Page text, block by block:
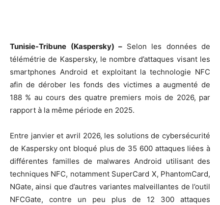
Tunisie-Tribune (Kaspersky) – Selon les données de
télémétrie de Kaspersky, le nombre d’attaques visant les
smartphones Android et exploitant la technologie NFC
afin de dérober les fonds des victimes a augmenté de
188 % au cours des quatre premiers mois de 2026, par
rapport à la même période en 2025.
Entre janvier et avril 2026, les solutions de cybersécurité
de Kaspersky ont bloqué plus de 35 600 attaques liées à
différentes familles de malwares Android utilisant des
techniques NFC, notamment SuperCard X, PhantomCard,
NGate, ainsi que d’autres variantes malveillantes de l’outil
NFCGate, contre un peu plus de 12 300 attaques